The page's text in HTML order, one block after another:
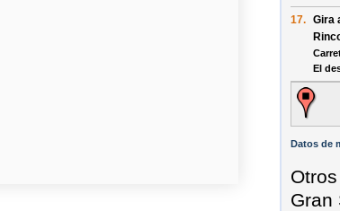
17. Gira
El
Datos de
Gran